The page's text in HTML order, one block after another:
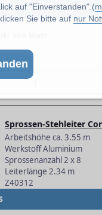
auf "Einverstanden".(
Sie bitte auf nur
Sprossen-Stehleiter
Arbeitshöhe ca. 3.55 m
Werkstoff Aluminium
Sprossenanzahl 2 x 8
Leiterlänge 2.34 m
Z40312